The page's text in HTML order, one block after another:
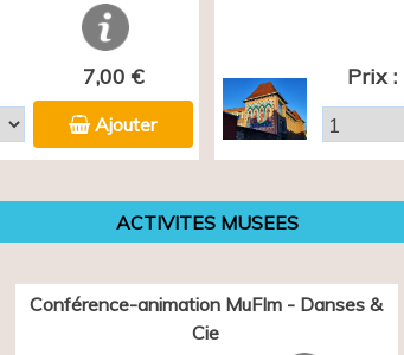
7,00 €
Ajouter
Prix :
ACTIVITES MUSEES
Conférence-animation MuFIm - Danses &
Cie